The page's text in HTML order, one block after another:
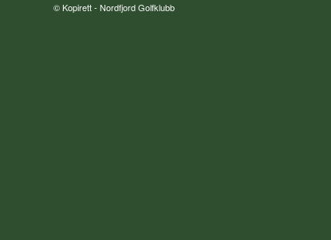
© Kopirett - Nordfjord Golfklubb